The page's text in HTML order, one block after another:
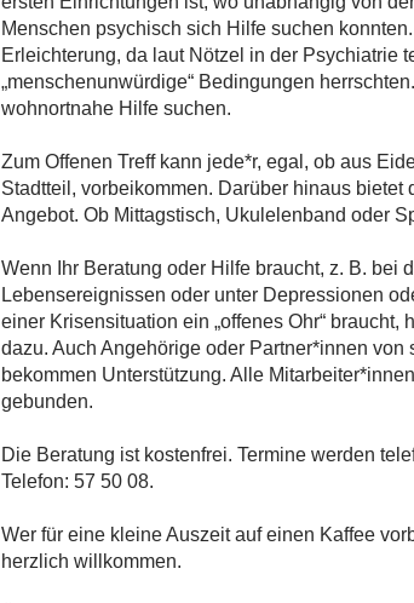
Menschen psychisch sich Hilfe suchen
Erleichterung, da laut Nötzel in der Psychiatrie
„menschenunwürdige“ Bedingungen
wohnortnahe Hilfe suchen.
Zum Offenen Treff kann jede*r, egal, ob aus
Stadtteil, vorbeikommen. Darüber hinaus bietet
Angebot. Ob Mittagstisch, Ukulelenband oder
Wenn Ihr Beratung oder Hilfe braucht, z. B. bei
Lebensereignissen oder unter Depressionen
einer Krisensituation ein „offenes Ohr“ braucht,
dazu. Auch Angehörige oder Partner*innen von
bekommen Unterstützung. Alle
gebunden.
Die Beratung ist kostenfrei. Termine werden
Telefon: 57 50 08.
Wer für eine kleine Auszeit auf einen Kaffee
herzlich willkommen.